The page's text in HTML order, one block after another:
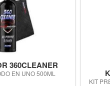
360CLEANER
EN UNO 500ML
KIT